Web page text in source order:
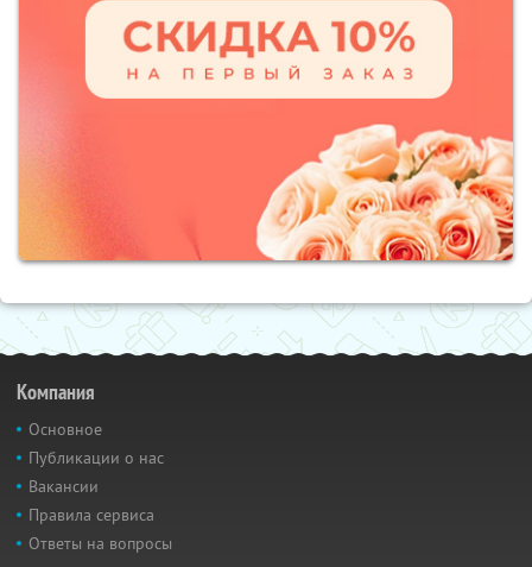
Компания
Основное
Публикации о нас
Вакансии
Правила сервиса
Ответы на вопросы